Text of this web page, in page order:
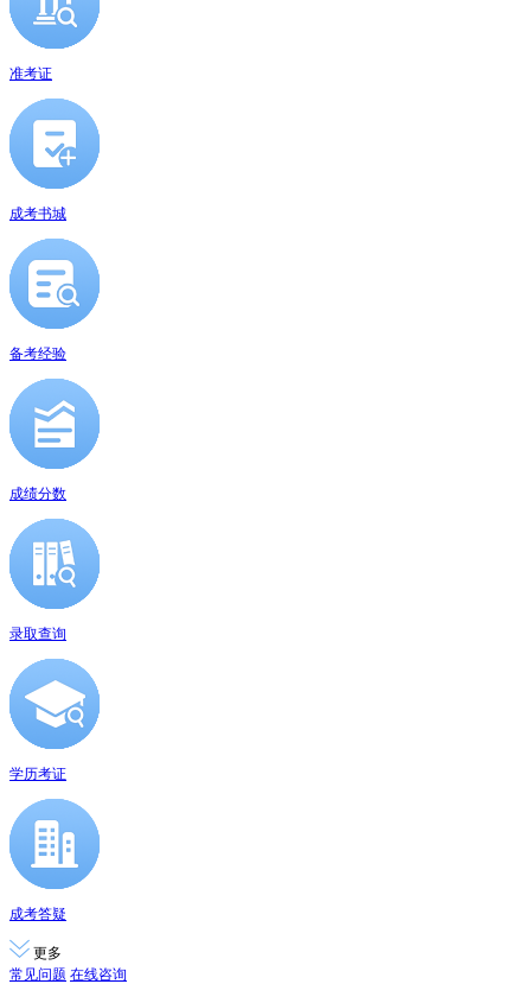
准考证
成考书城
备考经验
成绩分数
录取查询
学历考证
成考答疑
更多
常见问题 在线咨询